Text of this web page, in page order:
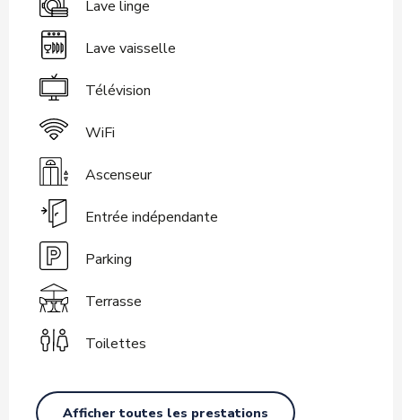
Lave linge
Lave vaisselle
Télévision
WiFi
Ascenseur
Entrée indépendante
Parking
Terrasse
Toilettes
Afficher toutes les prestations